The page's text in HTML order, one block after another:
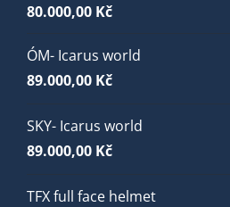
80.000,00 Kč
ÓM- Icarus world
89.000,00 Kč
SKY- Icarus world
89.000,00 Kč
TFX full face helmet